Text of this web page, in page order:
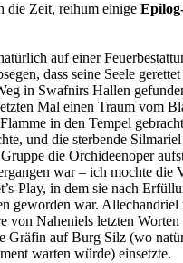
die Zeit, reihum einige
auf einer
dass seine Seele
in Swafnirs Hallen
Mal einen Traum vom
in den Tempel
und die sterbende
die Orchideenoper
war – ich mochte die
Play, in dem sie nach
geworden war. Allechandriel
von Naheniels letzten
Gräfin auf Burg Silz (wo
warten würde) einsetzte.